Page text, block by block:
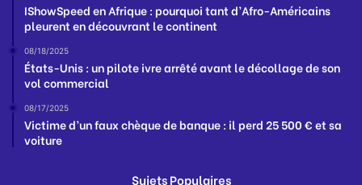
IShowSpeed en Afrique : pourquoi tant d’Afro-Américains
pleurent en découvrant le continent
08/18/2025
États-Unis : un pilote ivre arrêté avant le décollage de son
vol commercial
08/17/2025
Victime d’un faux chèque de banque : il perd 25 500 € et sa
voiture
Sujets Populaires